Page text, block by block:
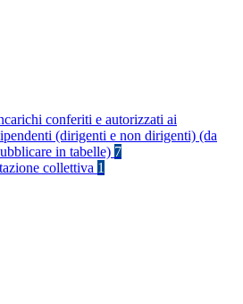
conferiti e autorizzati ai
(dirigenti e non dirigenti) (da
in tabelle) 7
collettiva 1